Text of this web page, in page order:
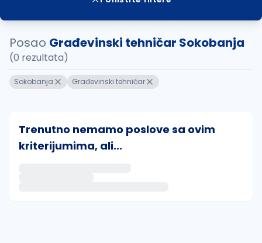
Posao Građevinski tehničar Sokobanja
(0 rezultata)
Sokobanja Građevinski tehničar
Trenutno nemamo poslove sa ovim
kriterijumima, ali...